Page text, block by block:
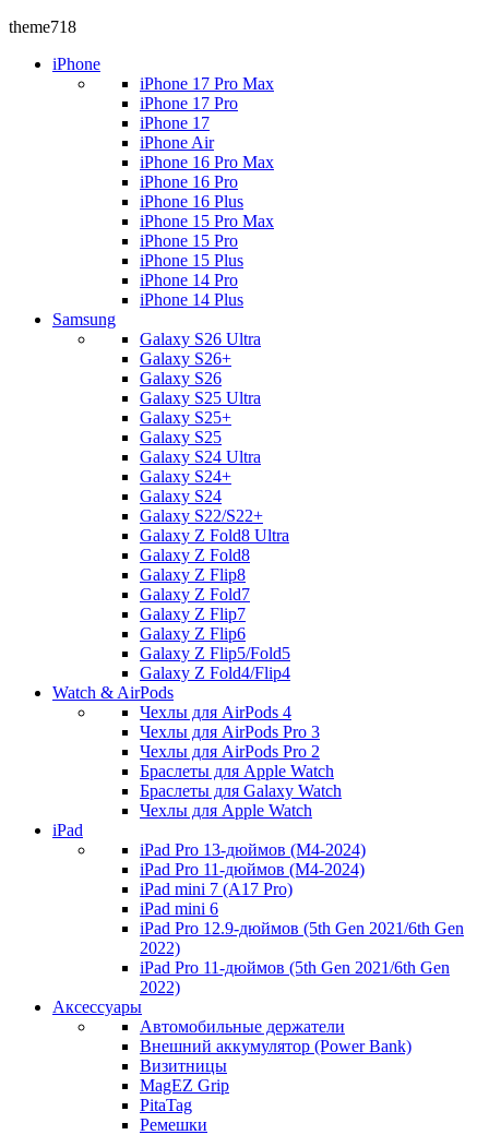
theme718
iPhone
iPhone 17 Pro Max
iPhone 17 Pro
iPhone 17
iPhone Air
iPhone 16 Pro Max
iPhone 16 Pro
iPhone 16 Plus
iPhone 15 Pro Max
iPhone 15 Pro
iPhone 15 Plus
iPhone 14 Pro
iPhone 14 Plus
Samsung
Galaxy S26 Ultra
Galaxy S26+
Galaxy S26
Galaxy S25 Ultra
Galaxy S25+
Galaxy S25
Galaxy S24 Ultra
Galaxy S24+
Galaxy S24
Galaxy S22/S22+
Galaxy Z Fold8 Ultra
Galaxy Z Fold8
Galaxy Z Flip8
Galaxy Z Fold7
Galaxy Z Flip7
Galaxy Z Flip6
Galaxy Z Flip5/Fold5
Galaxy Z Fold4/Flip4
Watch & AirPods
Чехлы для AirPods 4
Чехлы для AirPods Pro 3
Чехлы для AirPods Pro 2
Браслеты для Apple Watch
Браслеты для Galaxy Watch
Чехлы для Apple Watch
iPad
iPad Pro 13-дюймов (M4-2024)
iPad Pro 11-дюймов (M4-2024)
iPad mini 7 (A17 Pro)
iPad mini 6
iPad Pro 12.9-дюймов (5th Gen 2021/6th Gen
2022)
iPad Pro 11-дюймов (5th Gen 2021/6th Gen
2022)
Аксессуары
Автомобильные держатели
Внешний аккумулятор (Power Bank)
Визитницы
MagEZ Grip
PitaTag
Ремешки